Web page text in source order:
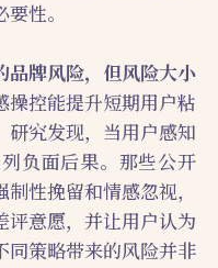
性。
品牌风险，但风险大小
操控能提升短期用户粘
研究发现，当用户感知
负面后果。那些公开
性挽留和情感忽视，
评意愿，并让用户认为
同策略带来的风险并非